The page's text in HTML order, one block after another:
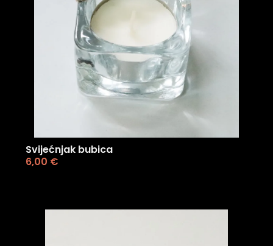
Svijećnjak bubica
6,00 €